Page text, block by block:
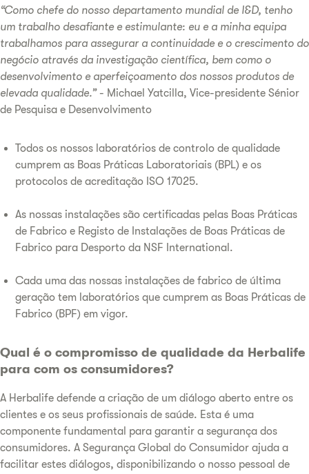
“Como chefe do nosso departamento mundial de I&D, tenho
um trabalho desafiante e estimulante: eu e a minha equipa
trabalhamos para assegurar a continuidade e o crescimento do
negócio através da investigação científica, bem como o
desenvolvimento e aperfeiçoamento dos nossos produtos de
elevada qualidade.”- Michael Yatcilla, Vice-presidente Sénior
de Pesquisa e Desenvolvimento
Todos os nossos laboratórios de controlo de qualidade
cumprem as Boas Práticas Laboratoriais (BPL) e os
protocolos de acreditação ISO 17025.
As nossas instalações são certificadas pelas Boas Práticas
de Fabrico e Registo de Instalações de Boas Práticas de
Fabrico para Desporto da NSF International.
Cada uma das nossas instalações de fabrico de última
geração tem laboratórios que cumprem as Boas Práticas de
Fabrico (BPF) em vigor.
Qual é o compromisso de qualidade da Herbalife
para com os consumidores?
A Herbalife defende a criação de um diálogo aberto entre os
clientes e os seus profissionais de saúde. Esta é uma
componente fundamental para garantir a segurança dos
consumidores. A Segurança Global do Consumidor ajuda a
facilitar estes diálogos, disponibilizando o nosso pessoal de